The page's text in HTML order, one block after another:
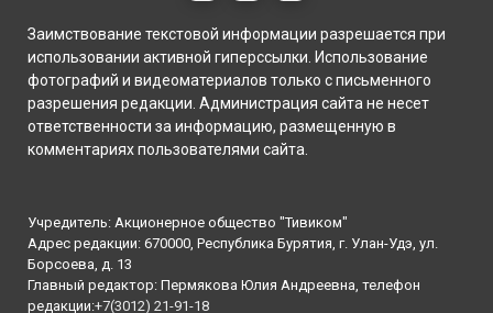
Заимствование текстовой информации разрешается при
использовании активной гиперссылки. Использование
фотографий и видеоматериалов только с письменного
разрешения редакции. Администрация сайта не несет
ответственности за информацию, размещенную в
комментариях пользователями сайта.
Учредитель: Акционерное общество "Тивиком"
Адрес редакции: 670000, Республика Бурятия, г. Улан-Удэ, ул.
Борсоева, д. 13
Главный редактор: Пермякова Юлия Андреевна, телефон
редакции:+7(3012) 21-91-18